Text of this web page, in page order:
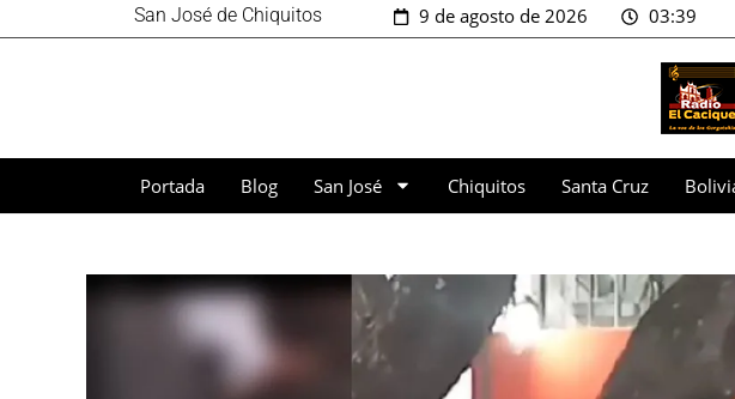
San José de Chiquitos 9 de agosto de 2026 03:39
Portada Blog San José Chiquitos Santa Cruz